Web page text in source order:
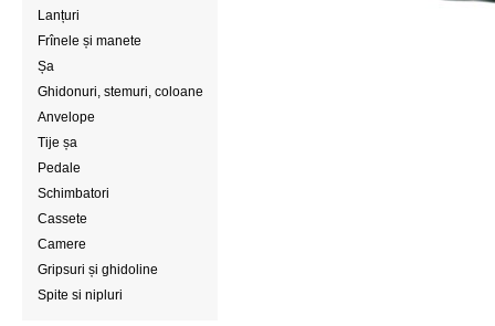
Lanțuri
Frînele și manete
Șa
Ghidonuri, stemuri, coloane
de direcție
Anvelope
Tije șa
Pedale
Schimbatori
Cassete
Camere
Gripsuri și ghidoline
Spite si nipluri